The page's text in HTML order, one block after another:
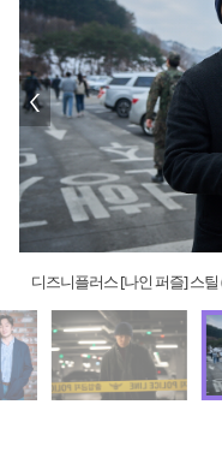
디즈니플러스 [나인 퍼즐] 스틸